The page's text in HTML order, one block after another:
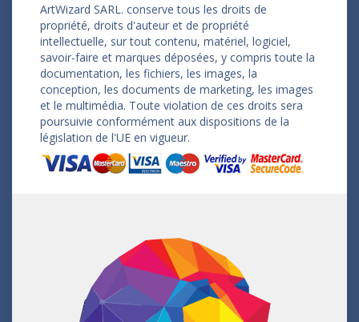
ArtWizard SARL. conserve tous les droits de
propriété, droits d'auteur et de propriété
intellectuelle, sur tout contenu, matériel, logiciel,
savoir-faire et marques déposées, y compris toute la
documentation, les fichiers, les images, la
conception, les documents de marketing, les images
et le multimédia. Toute violation de ces droits sera
poursuivie conformément aux dispositions de la
législation de l'UE en vigueur.